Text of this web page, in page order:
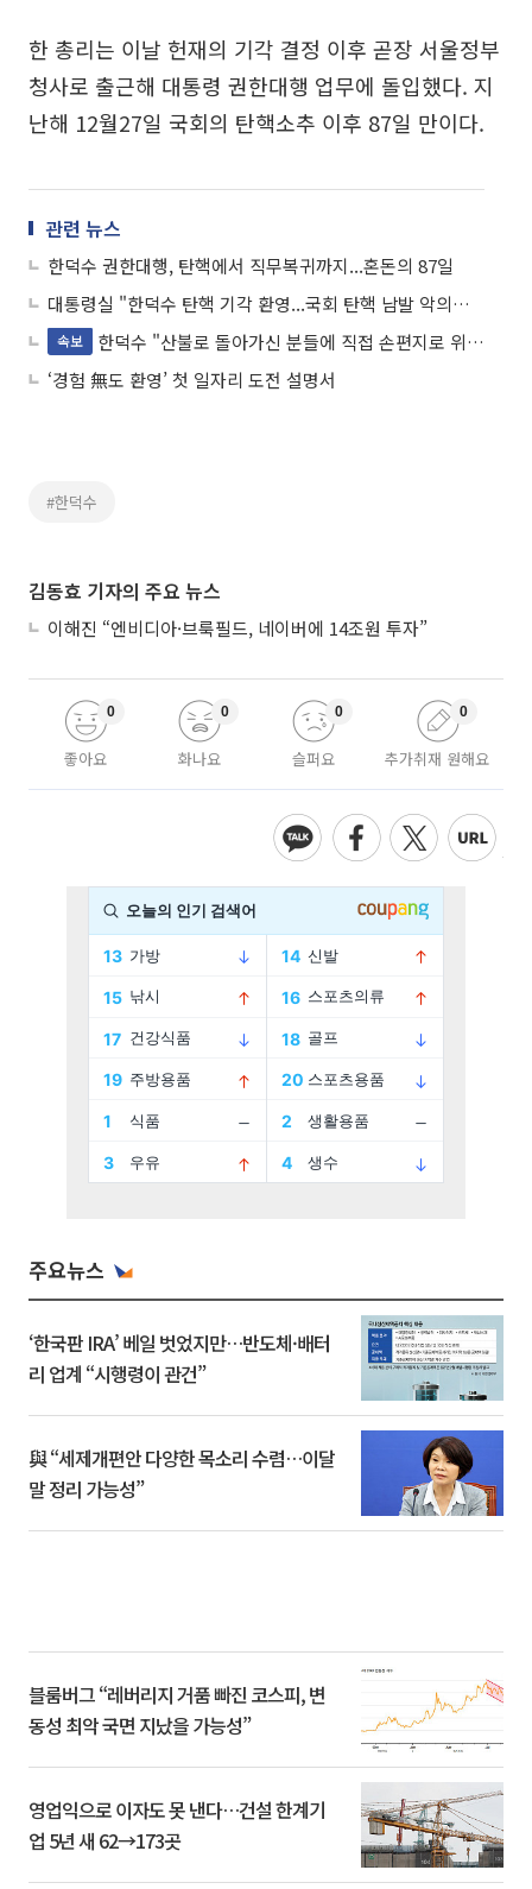
한 총리는 이날 헌재의 기각 결정 이후 곧장 서울정부
청사로 출근해 대통령 권한대행 업무에 돌입했다. 지
난해 12월27일 국회의 탄핵소추 이후 87일 만이다.
관련 뉴스
한덕수 권한대행, 탄핵에서 직무복귀까지...혼돈의 87일
대통령실 "한덕수 탄핵 기각 환영...국회 탄핵 남발 악의적 공세 입증"
속보
한덕수 "산불로 돌아가신 분들에 직접 손편지로 위로"
‘경험 無도 환영’ 첫 일자리 도전 설명서
#한덕수
김동효 기자의 주요 뉴스
이해진 “엔비디아·브룩필드, 네이버에 14조원 투자”
좋아요
0
화나요
0
슬퍼요
0
추가취재 원해요
0
주요뉴스
‘한국판 IRA’ 베일 벗었지만…반도체·배터
리 업계 “시행령이 관건”
與 “세제개편안 다양한 목소리 수렴…이달
말 정리 가능성”
블룸버그 “레버리지 거품 빠진 코스피, 변
동성 최악 국면 지났을 가능성”
영업익으로 이자도 못 낸다…건설 한계기
업 5년 새 62→173곳